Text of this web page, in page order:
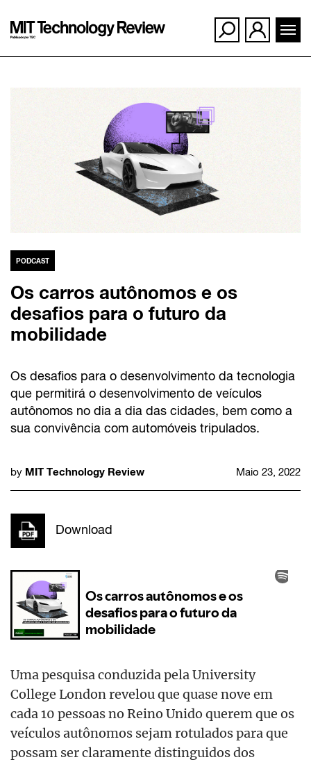
conteúdo
PODCAST
Os carros autônomos e os
desafios para o futuro da
mobilidade
Os desafios para o desenvolvimento da tecnologia
que permitirá o desenvolvimento de veículos
autônomos no dia a dia das cidades, bem como a
sua convivência com automóveis tripulados.
by MIT Technology Review Maio 23, 2022
Download
Uma pesquisa conduzida pela University
College London revelou que quase nove em
cada 10 pessoas no Reino Unido querem que os
veículos autônomos sejam rotulados para que
possam ser claramente distinguidos dos